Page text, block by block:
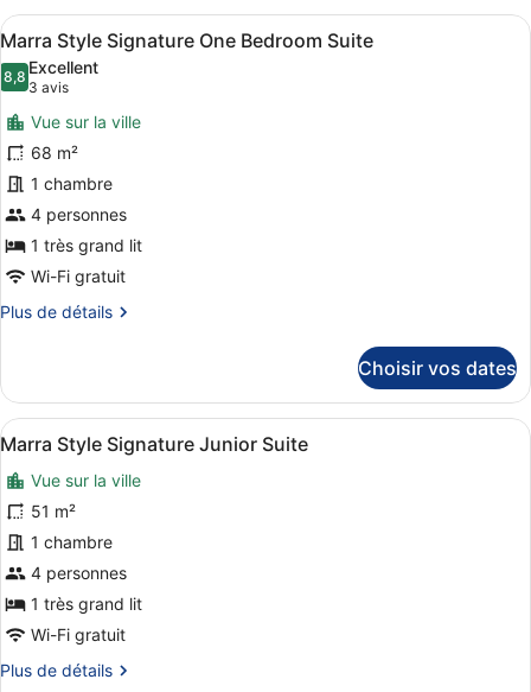
type
de
chambre
Chambre,
ville
Afficher
toutes
les
photos
pour
ce
type
de
chambre :
Marra
Style
Signature
Bedroom
Suite
Une chambre d’hôtel moderne
5
Marra Style Signature One Bedroom Suite
8,88,8 sur 10
Excellent
3 avis
(3 avis)
Vue sur la ville
68 m²
1 chambre
4 personnes
1 très grand lit
Wi-Fi gratuit
Plus de détails
Plus
le
type
de
Marra
Style
Signature
One
Bedroom
Choisir vos dates
Afficher
toutes
les
photos
pour
ce
type
de
chambre :
Marra
Une chambre d’hôtel avec un
5
Marra Style Signature Junior Suite
Vue sur la ville
51 m²
1 chambre
4 personnes
1 très grand lit
Wi-Fi gratuit
Plus de détails
Plus